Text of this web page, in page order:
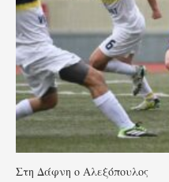
Στη Δάφνη ο Αλεξόπουλος